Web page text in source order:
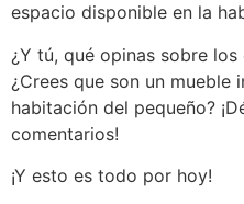
espacio disponible en la
¿Y tú, qué opinas sobre
¿Crees que son un mueble
habitación del pequeño?
comentarios!
¡Y esto es todo por hoy!